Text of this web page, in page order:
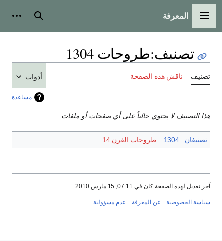
القائمة الرئيسية
المعرفة بحث
تصنيف:طروحات 1304
تصنيف ناقش هذه الصفحة أدوات
مساعدة
هذا التصنيف لا يحتوي حالياً على أي صفحات أو ملفات.
تصنيفان:
1304 طروحات القرن 14
آخر تعديل لهذه الصفحة كان في 07:11, 15 مارس 2010.
سياسة الخصوصية عن المعرفة عدم مسؤولية